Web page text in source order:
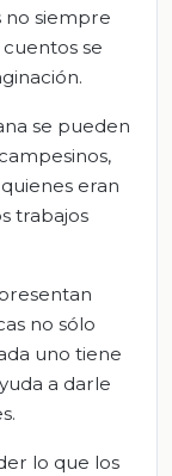
no siempre
se
se pueden
eran
trabajos
no sólo
uno tiene
a darle
lo que los